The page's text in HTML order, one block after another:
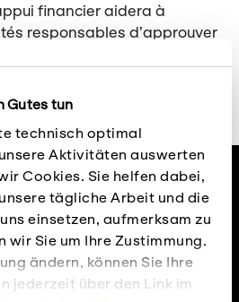
Gutes tun
technisch optimal
Aktivitäten auswerten
Cookies. Sie helfen dabei,
tägliche Arbeit und die
einsetzen, aufmerksam zu
wir Sie um Ihre Zustimmung.
ändern, können Sie Ihre
jederzeit über den Link im
financier aidera à
responsables d’approuver